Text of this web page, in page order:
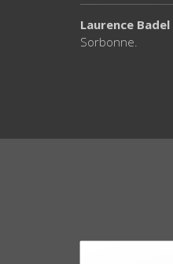
Laurence Badel
Sorbonne.